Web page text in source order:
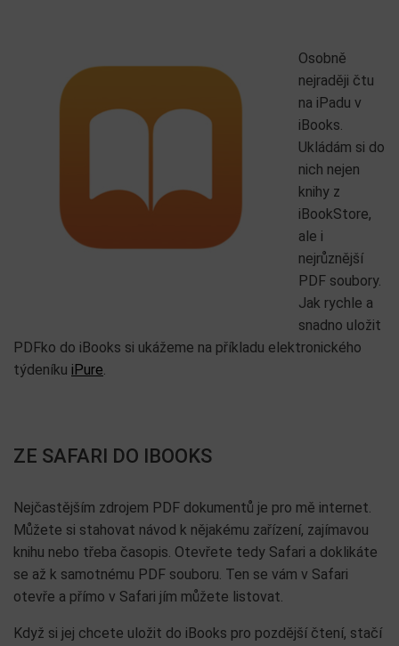
Osobně
nejraději čtu
na iPadu v
iBooks.
Ukládám si do
nich nejen
knihy z
iBookStore,
ale i
nejrůznější
PDF soubory.
Jak rychle a
snadno uložit
PDFko do iBooks si ukážeme na příkladu elektronického
týdeníku iPure.
ZE SAFARI DO IBOOKS
Nejčastějším zdrojem PDF dokumentů je pro mě internet.
Můžete si stahovat návod k nějakému zařízení, zajímavou
knihu nebo třeba časopis. Otevřete tedy Safari a doklikáte
se až k samotnému PDF souboru. Ten se vám v Safari
otevře a přímo v Safari jím můžete listovat.
Když si jej chcete uložit do iBooks pro pozdější čtení, stačí